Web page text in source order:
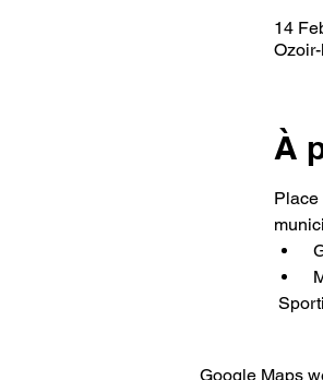
14
À
Place
Google Maps